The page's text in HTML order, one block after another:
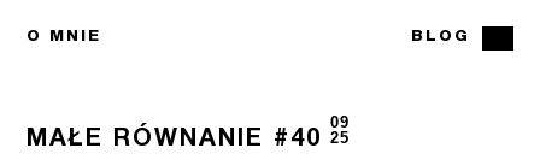
O MNIE BLOG
MAŁE RÓWNANIE #40
09
25